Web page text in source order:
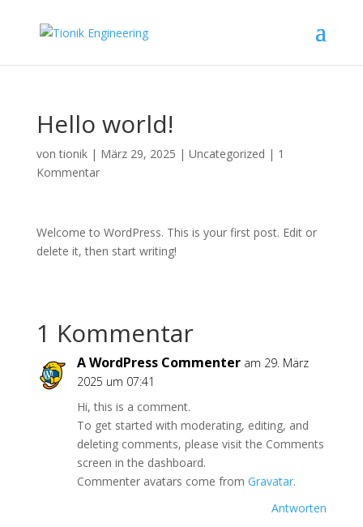
Hello world!
vontionik| März 29, 2025 | Uncategorized | 1
Kommentar
Welcome to WordPress. This is your first post. Edit or
delete it, then start writing!
1 Kommentar
A WordPress Commenter am 29. März
2025 um 07:41
Hi, this is a comment.
To get started with moderating, editing, and
deleting comments, please visit the Comments
screen in the dashboard.
Commenter avatars come from Gravatar.
Antworten